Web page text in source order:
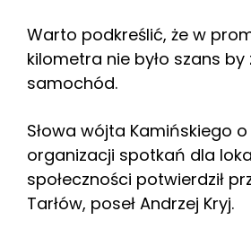
Warto podkreślić, że w
kilometra nie było szans
samochód.
Słowa wójta Kamińskiego
organizacji spotkań dla
społeczności potwierdził
Tarłów, poseł Andrzej Kryj.